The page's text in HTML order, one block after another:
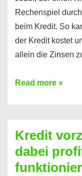
Rechenspiel
beim Kredit. So
der Kredit kostet
allein die Zinsen
Ganz
Kredit
berechnen
–
Read more »
Kredit
dabei